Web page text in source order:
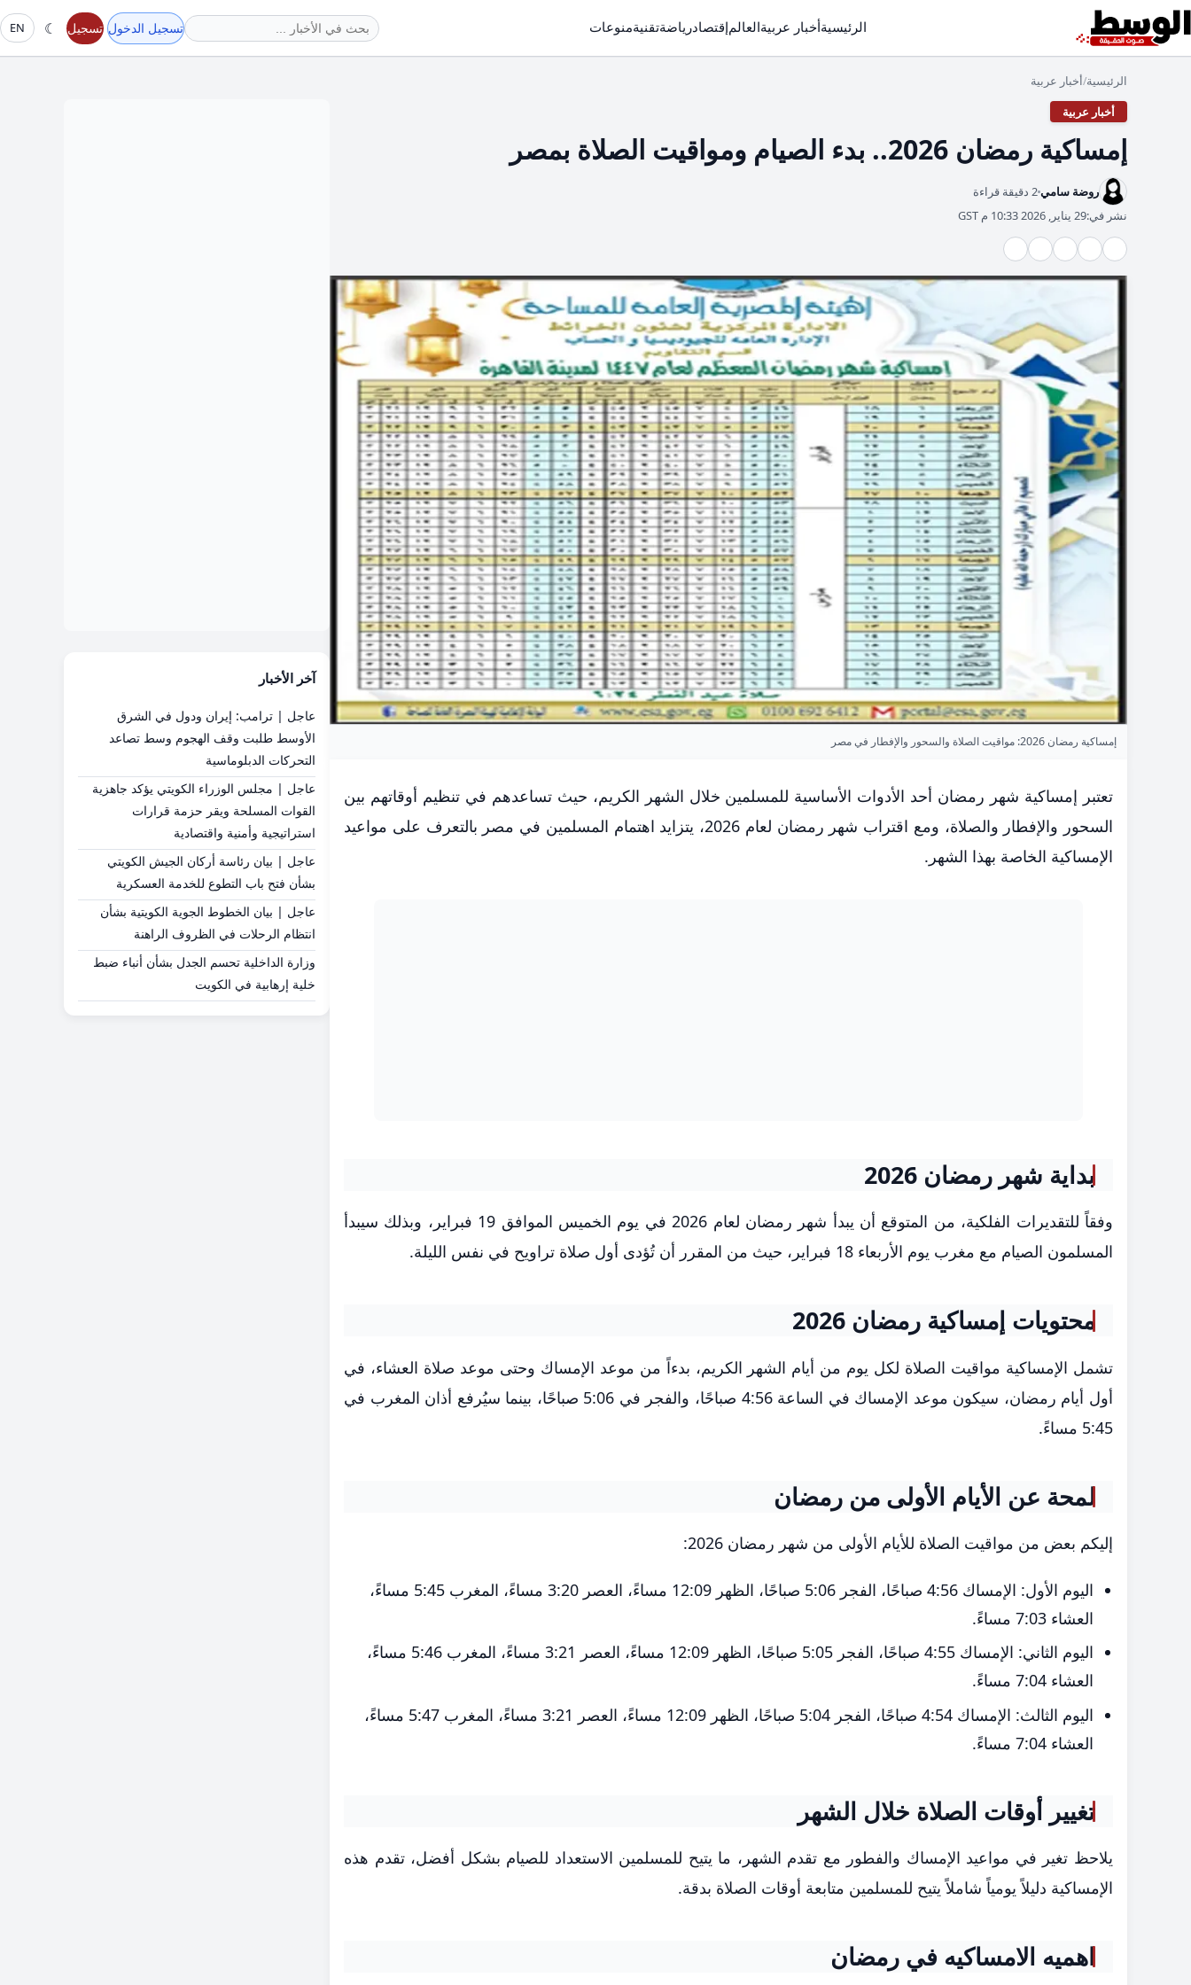
الرئيسيةأخبار عربيةالعالمإقتصادرياضةتقنيةمنوعات تسجيل الدخول تسجيل ☾
EN
الرئيسية/أخبار عربية
أخبار عربية
إمساكية رمضان 2026.. بدء الصيام ومواقيت الصلاة بمصر
روضة سامي2 دقيقة قراءة
نشر في:29 يناير, 2026 10:33 م GST
إمساكية رمضان 2026: مواقيت الصلاة والسحور والإفطار في مصر
تعتبر إمساكية شهر رمضان أحد الأدوات الأساسية للمسلمين خلال الشهر الكريم، حيث تساعدهم في تنظيم أوقاتهم بين
السحور والإفطار والصلاة، ومع اقتراب شهر رمضان لعام 2026، يتزايد اهتمام المسلمين في مصر بالتعرف على مواعيد
الإمساكية الخاصة بهذا الشهر.
بداية شهر رمضان 2026
وفقاً للتقديرات الفلكية، من المتوقع أن يبدأ شهر رمضان لعام 2026 في يوم الخميس الموافق 19 فبراير، وبذلك سيبدأ
المسلمون الصيام مع مغرب يوم الأربعاء 18 فبراير، حيث من المقرر أن تُؤدى أول صلاة تراويح في نفس الليلة.
محتويات إمساكية رمضان 2026
تشمل الإمساكية مواقيت الصلاة لكل يوم من أيام الشهر الكريم، بدءاً من موعد الإمساك وحتى موعد صلاة العشاء، في
أول أيام رمضان، سيكون موعد الإمساك في الساعة 4:56 صباحًا، والفجر في 5:06 صباحًا، بينما سيُرفع أذان المغرب في
5:45 مساءً.
لمحة عن الأيام الأولى من رمضان
إليكم بعض من مواقيت الصلاة للأيام الأولى من شهر رمضان 2026:
اليوم الأول: الإمساك 4:56 صباحًا، الفجر 5:06 صباحًا، الظهر 12:09 مساءً، العصر 3:20 مساءً، المغرب 5:45 مساءً،
العشاء 7:03 مساءً.
اليوم الثاني: الإمساك 4:55 صباحًا، الفجر 5:05 صباحًا، الظهر 12:09 مساءً، العصر 3:21 مساءً، المغرب 5:46 مساءً،
العشاء 7:04 مساءً.
اليوم الثالث: الإمساك 4:54 صباحًا، الفجر 5:04 صباحًا، الظهر 12:09 مساءً، العصر 3:21 مساءً، المغرب 5:47 مساءً،
العشاء 7:04 مساءً.
تغيير أوقات الصلاة خلال الشهر
يلاحظ تغير في مواعيد الإمساك والفطور مع تقدم الشهر، ما يتيح للمسلمين الاستعداد للصيام بشكل أفضل، تقدم هذه
الإمساكية دليلاً يومياً شاملاً يتيح للمسلمين متابعة أوقات الصلاة بدقة.
اهميه الامساكيه في رمضان
آخر الأخبار
عاجل | ترامب: إيران ودول في الشرق
الأوسط طلبت وقف الهجوم وسط تصاعد
التحركات الدبلوماسية
عاجل | مجلس الوزراء الكويتي يؤكد جاهزية
القوات المسلحة ويقر حزمة قرارات
استراتيجية وأمنية واقتصادية
عاجل | بيان رئاسة أركان الجيش الكويتي
بشأن فتح باب التطوع للخدمة العسكرية
عاجل | بيان الخطوط الجوية الكويتية بشأن
انتظام الرحلات في الظروف الراهنة
وزارة الداخلية تحسم الجدل بشأن أنباء ضبط
خلية إرهابية في الكويت